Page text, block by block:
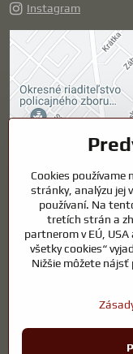
Instagram
Externý
blokovaný
Prajete si načítať
Povoliť
Povoliť a
súhlas s
Funkčné
Otvoriť obsah v
Cookies používame
stránky, analýzu jej
používaní. Na
tretích strán a
partnerom v EÚ,
všetky cookies“
Nižšie môžete